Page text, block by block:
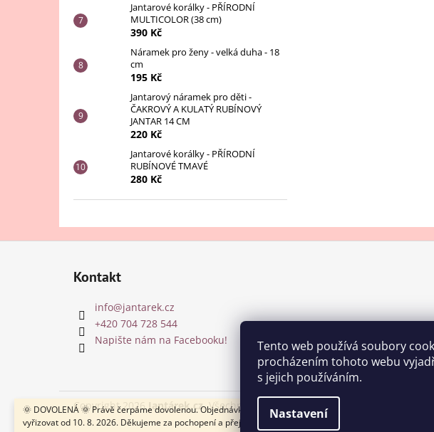
Tento web používá soubory
procházením tohoto webu
s jejich používáním.
Nastavení
🌞 DOVOLENÁ 🌞 Právě čerpáme dovolenou. Objednávky budeme postupně
vyřizovat od 10. 8. 2026. Děkujeme za pochopení a přejeme krásné léto! 🌿
Jantarové korálky - PŘÍRODNÍ
MULTICOLOR (38 cm)
390 Kč
Náramek pro ženy - velká duha - 18
cm
195 Kč
Jantarový náramek pro děti -
ČAKROVÝ A KULATÝ RUBÍNOVÝ
JANTAR 14 CM
220 Kč
Jantarové korálky - PŘÍRODNÍ
RUBÍNOVÉ TMAVÉ
280 Kč
Kontakt
info@jantarek.cz
+420 704 728 544
Napište nám na Facebooku!
Copyright 2026Jantárek.cz. Všechna práva vyhrazena.